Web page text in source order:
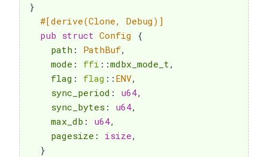
}
#[derive(Clone, Debug)]
pub struct Config
{
    path
: PathBuf,
    mode
: ffi ::mdbx_mode_t,
    flag
: flag :: ENV,
    sync_period
: u64,
    sync_bytes
: u64,
    max_db
: u64,
    pagesize
: isize,
}